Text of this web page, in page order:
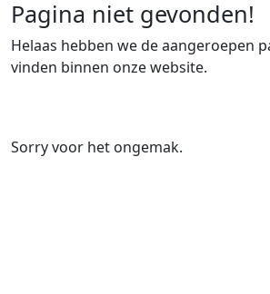
Pagina niet gevonden!
Helaas hebben we de aangeroepen
vinden binnen onze website.
Sorry voor het ongemak.